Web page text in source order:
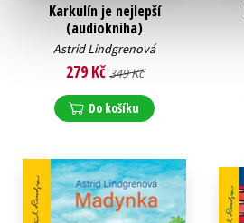
Karkulín je nejlepší
(audiokniha)
Astrid Lindgrenová
279 Kč 349 Kč
Do košíku